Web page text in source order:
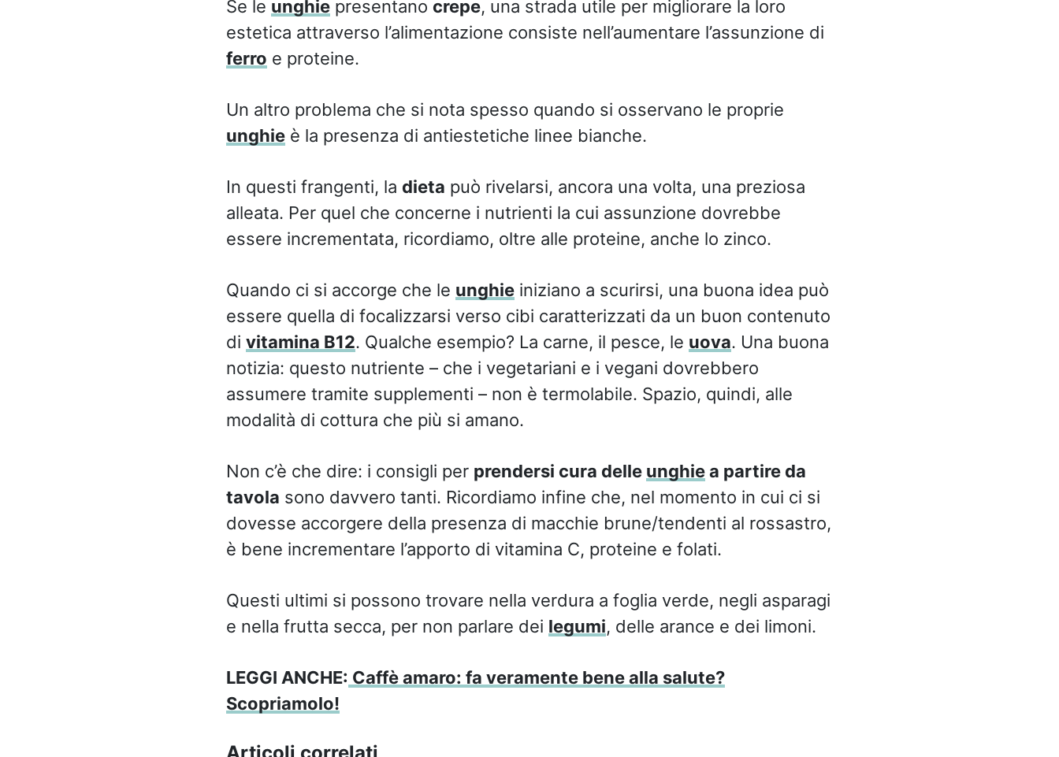
Se le unghiepresentano crepe, una strada utile per migliorare la loro
estetica attraverso l’alimentazione consiste nell’aumentare l’assunzione di
ferro e proteine.
Un altro problema che si nota spesso quando si osservano le proprie
unghieè la presenza di antiestetiche linee bianche.
In questi frangenti, la dieta può rivelarsi, ancora una volta, una preziosa
alleata. Per quel che concerne i nutrienti la cui assunzione dovrebbe
essere incrementata, ricordiamo, oltre alle proteine, anche lo zinco.
Quando ci si accorge che le unghieiniziano a scurirsi, una buona idea può
essere quella di focalizzarsi verso cibi caratterizzati da un buon contenuto
di vitamina B12. Qualche esempio? La carne, il pesce, le uova. Una buona
notizia: questo nutriente – che i vegetariani e i vegani dovrebbero
assumere tramite supplementi – non è termolabile. Spazio, quindi, alle
modalità di cottura che più si amano.
Non c’è che dire: i consigli per prendersi cura delle unghiea partire da
tavola sono davvero tanti. Ricordiamo infine che, nel momento in cui ci si
dovesse accorgere della presenza di macchie brune/tendenti al rossastro,
è bene incrementare l’apporto di vitamina C, proteine e folati.
Questi ultimi si possono trovare nella verdura a foglia verde, negli asparagi
e nella frutta secca, per non parlare dei legumi, delle arance e dei limoni.
LEGGI ANCHE: Caffè amaro: fa veramente bene alla salute?
Scopriamolo!